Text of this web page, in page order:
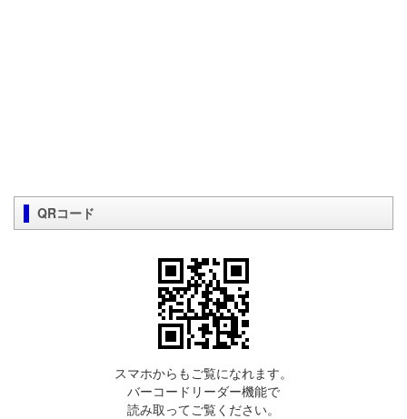
QRコード
スマホからもご覧になれます。
バーコードリーダー機能で
読み取ってご覧ください。